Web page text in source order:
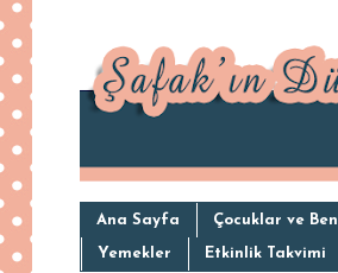
Ana Sayfa Çocuklar ve Ben
Yemekler Etkinlik Takvimi